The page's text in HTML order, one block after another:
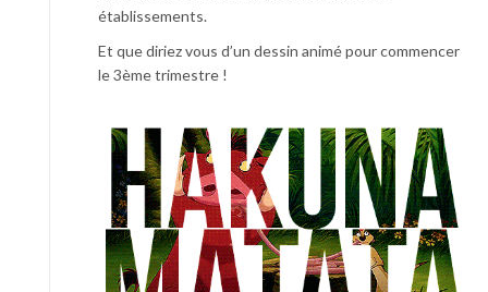
établissements.
Et que diriez vous d’un dessin animé pour commencer
le 3ème trimestre !